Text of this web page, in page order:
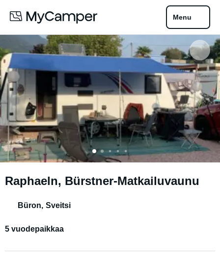
Menu
Raphaeln, Bürstner-Matkailuvaunu
Büron, Sveitsi
5 vuodepaikkaa